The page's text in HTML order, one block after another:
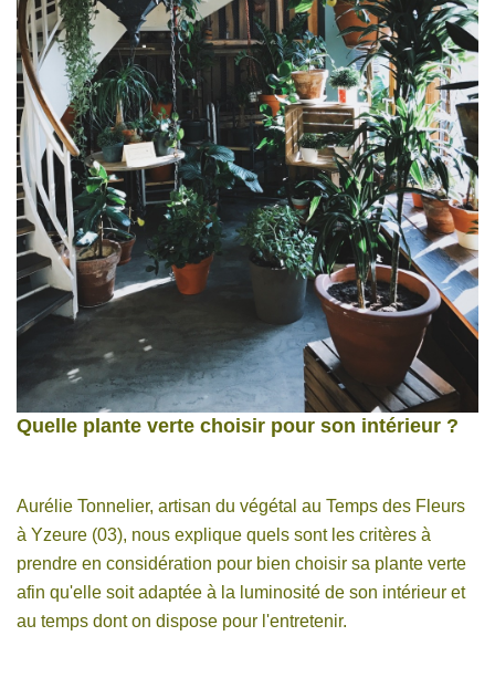
Quelle plante verte choisir pour son intérieur ?
Aurélie Tonnelier, artisan du végétal au Temps des Fleurs
à Yzeure (03), nous explique quels sont les critères à
prendre en considération pour bien choisir sa plante verte
afin qu'elle soit adaptée à la luminosité de son intérieur et
au temps dont on dispose pour l'entretenir.